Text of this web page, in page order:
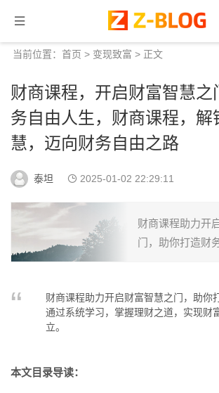
当前位置： 首页 > 变现致富 > 正文
财商课程，开启财富智慧之
务自由人生，财商课程，解
慧，迈向财务自由之路
泰坦 2025-01-02 22:29:11
财商课程助力开
门，助你打造财
财商课程助力开启财富智慧之门，助你
通过系统学习，掌握理财之道，实现财
立。
本文目录导读：